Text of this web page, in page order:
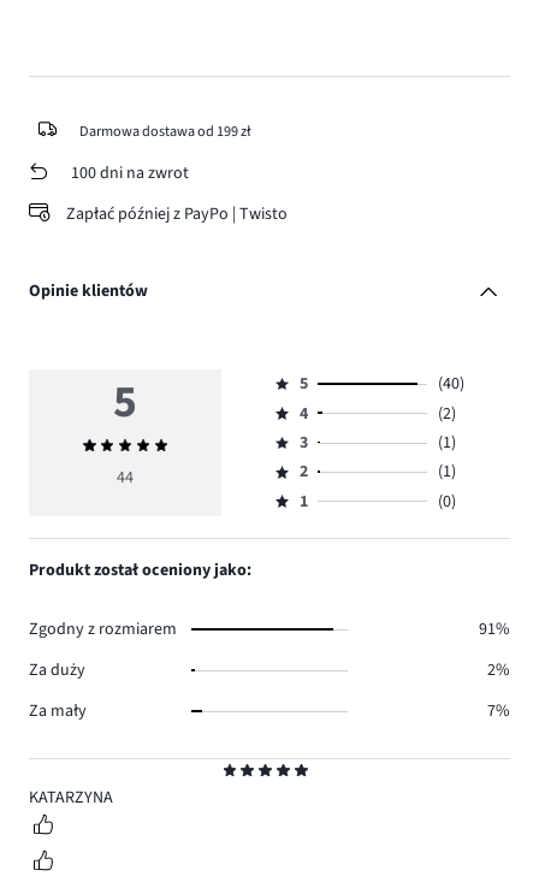
Darmowa dostawa od 199 zł
100 dni na zwrot
Zapłać później z PayPo | Twisto
Opinie klientów
5
KATARZYNA
5
Średnia
ocena
44
Ocena
5,
ilość
głosów
40.
5
(40)
Ocena
4,
ilość
głosów
4
(2)
Ocena
3,
ilość
3
(1)
Ocena
2,
2
(1)
Ocena
1,
1 (0)
Produkt został oceniony jako:
Zgodny z rozmiarem
91%
Za duży
2%
Za mały
7%